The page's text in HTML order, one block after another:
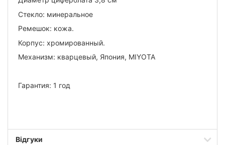
Стекло: минеральное
Ремешок: кожа.
Корпус: хромированный.
Механизм: кварцевый, Япония, MIYOTA
Гарантия: 1 год
Відгуки